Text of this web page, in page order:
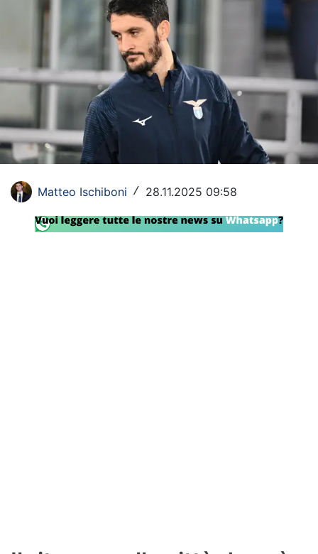
Champions League
Europa League
Altri Sport
Formula 1
Tennis
Matteo Ischiboni / 28.11.2025 09:58